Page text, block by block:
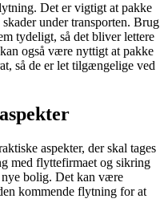
Det er vigtigt at pakke
under transporten. Brug
tydeligt, så det bliver lettere
også være nyttigt at pakke
så de er let tilgængelige ved
aspekter, der skal tages
med flyttefirmaet og sikring
nye bolig. Det kan være
kommende flytning for at